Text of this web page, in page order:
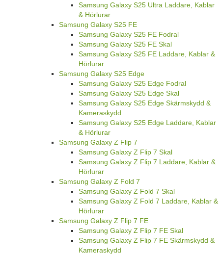
Samsung Galaxy S25 Ultra Laddare, Kablar
& Hörlurar
Samsung Galaxy S25 FE
Samsung Galaxy S25 FE Fodral
Samsung Galaxy S25 FE Skal
Samsung Galaxy S25 FE Laddare, Kablar &
Hörlurar
Samsung Galaxy S25 Edge
Samsung Galaxy S25 Edge Fodral
Samsung Galaxy S25 Edge Skal
Samsung Galaxy S25 Edge Skärmskydd &
Kameraskydd
Samsung Galaxy S25 Edge Laddare, Kablar
& Hörlurar
Samsung Galaxy Z Flip 7
Samsung Galaxy Z Flip 7 Skal
Samsung Galaxy Z Flip 7 Laddare, Kablar &
Hörlurar
Samsung Galaxy Z Fold 7
Samsung Galaxy Z Fold 7 Skal
Samsung Galaxy Z Fold 7 Laddare, Kablar &
Hörlurar
Samsung Galaxy Z Flip 7 FE
Samsung Galaxy Z Flip 7 FE Skal
Samsung Galaxy Z Flip 7 FE Skärmskydd &
Kameraskydd